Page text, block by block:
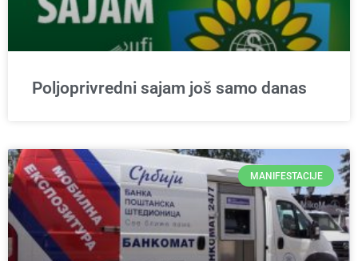
Poljoprivredni sajam još samo danas
MANIFESTACIJE